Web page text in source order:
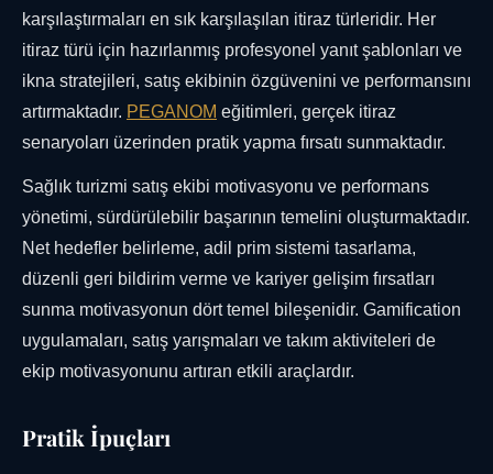
karşılaştırmaları en sık karşılaşılan itiraz türleridir. Her
itiraz türü için hazırlanmış profesyonel yanıt şablonları ve
ikna stratejileri, satış ekibinin özgüvenini ve performansını
artırmaktadır. PEGANOM eğitimleri, gerçek itiraz
senaryoları üzerinden pratik yapma fırsatı sunmaktadır.
Sağlık turizmi satış ekibi motivasyonu ve performans
yönetimi, sürdürülebilir başarının temelini oluşturmaktadır.
Net hedefler belirleme, adil prim sistemi tasarlama,
düzenli geri bildirim verme ve kariyer gelişim fırsatları
sunma motivasyonun dört temel bileşenidir. Gamification
uygulamaları, satış yarışmaları ve takım aktiviteleri de
ekip motivasyonunu artıran etkili araçlardır.
Pratik İpuçları